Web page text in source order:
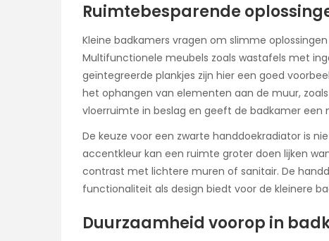
Ruimtebesparende
Kleine badkamers vragen om slimme
Multifunctionele meubels zoals wastafels met
geïntegreerde plankjes zijn hier een goed
het ophangen van elementen aan de muur,
vloerruimte in beslag en geeft de badkamer een
De keuze voor een zwarte handdoekradiator is
accentkleur kan een ruimte groter doen lijken
contrast met lichtere muren of sanitair. De
functionaliteit als design biedt voor de kleinere
Duurzaamheid voorop in